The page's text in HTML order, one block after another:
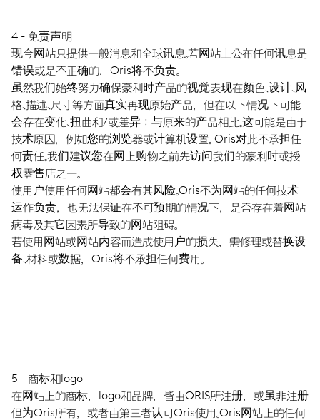
4 - 免责声明
现今网站只提供一般消息和全球讯息。若网站上公布任何讯息是
错误或是不正确的，Oris将不负责。
虽然我们始终努力确保豪利时产品的视觉表现在颜色、设计、风
格、描述、尺寸等方面真实再现原始产品，但在以下情况下可能
会存在变化、扭曲和/或差异：与原来的产品相比。这可能是由于
技术原因，例如您的浏览器或计算机设置。 Oris对此不承担任
何责任。我们建议您在网上购物之前先访问我们的豪利时或授
权零售店之一。
使用户使用任何网站都会有其风险。Oris不为网站的任何技术
运作负责，也无法保证在不可预期的情况下，是否存在着网站
病毒及其它因素所导致的网站阻碍。
若使用网站或网站内容而造成使用户的损失，需修理或替换设
备、材料或数据，Oris将不承担任何费用。
5 - 商标和logo
在网站上的商标，logo和品牌，皆由ORIS所注册，或虽非注册
但为Oris所有，或者由第三者认可Oris使用。Oris网站上的任何